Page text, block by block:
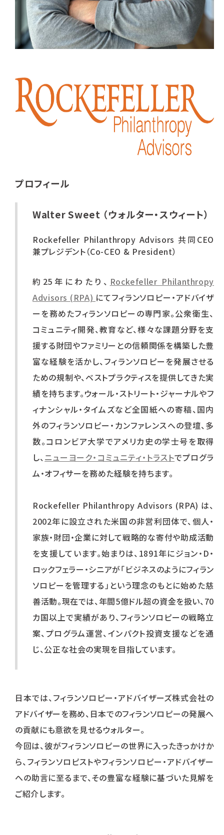
プロフィール
Walter Sweet （ウォルター・スウィート）
Rockefeller Philanthropy Advisors 共同CEO
兼プレジデント（Co-CEO & President）
約25年にわたり、 Rockefeller Philanthropy
Advisors (RPA) にてフィランソロピー・アドバイザ
ーを務めたフィランソロピーの専門家。公衆衛生、
コミュニティ開発、教育など、様々な課題分野を支
援する財団やファミリーとの信頼関係を構築した豊
富な経験を活かし、フィランソロピーを発展させる
ための規制や、ベストプラクティスを提供してきた実
績を持ちます。ウォール・ストリート・ジャーナルやフ
ィナンシャル・タイムズなど全国紙への寄稿、国内
外のフィランソロピー・カンファレンスへの登壇、多
数。コロンビア大学でアメリカ史の学士号を取得
し、ニューヨーク・コミュニティ・トラストでプログラ
ム・オフィサーを務めた経験を持ちます。
Rockefeller Philanthropy Advisors (RPA) は、
2002年に設立された米国の非営利団体で、個人・
家族・財団・企業に対して戦略的な寄付や助成活動
を支援しています。始まりは、1891年にジョン・D・
ロックフェラー・シニアが「ビジネスのようにフィラン
ソロピーを管理する」という理念のもとに始めた慈
善活動。現在では、年間5億ドル超の資金を扱い、70
カ国以上で実績があり、フィランソロピーの戦略立
案、プログラム運営、インパクト投資支援などを通
じ、公正な社会の実現を目指しています。
日本では、フィランソロピー・アドバイザーズ株式会社の
アドバイザーを務め、日本でのフィランソロピーの発展へ
の貢献にも意欲を見せるウォルター。
今回は、彼がフィランソロピーの世界に入ったきっかけか
ら、フィランソロピストやフィランソロピー・アドバイザー
への助言に至るまで、その豊富な経験に基づいた見解を
ご紹介します。